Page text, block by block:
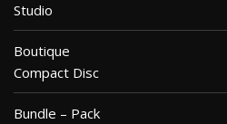
Studio
Boutique
Compact Disc
Bundle – Pack